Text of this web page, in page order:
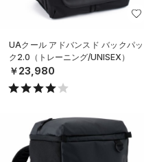
UAクール アドバンスド バックパッ
ク2.0（トレーニング/UNISEX）
￥23,980